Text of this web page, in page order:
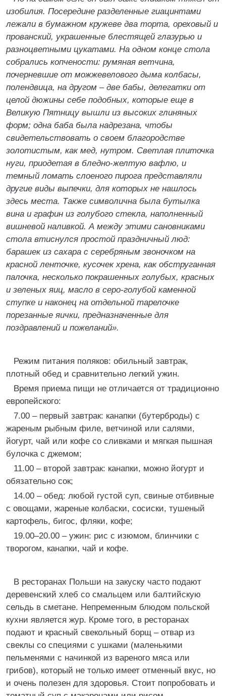
изобилия. Посередине разделенные гиацинтами
лежали в бумажном кружеве два торта, ореховый и
прованский, украшенные блестящей глазурью и
разноцветными цукатами. На одном конце стола
собрались копчености: румяная ветчина,
почерневшие от можжевелового дыма колбасы,
полендвица, на другом – две бабы, делегатки от
целой дюжины себе подобных, которые еще в
Великую Пятницу вышли из высоких глиняных
форм; одна баба была надрезана, чтобы
свидетельствовать о своем благородстве
золотистым, как мед, нутром. Светлая плиточка
нуги, приодетая в бледно-желтую вафлю, и
темный ломать слоеного пирога представляли
другие виды выпечки, для которых не нашлось
здесь места. Также символична была бутылка
вина и графин из голубого стекла, наполненный
вишневой наливкой. А между этими сановниками
стола втиснулся простой праздничный люд:
барашек из сахара с серебряным звоночком на
красной ленточке, кусочек хрена, как обструганная
палочка, несколько покрашенных голубых, красных
и зеленых яиц, масло в серо-голубой каменной
ступке и наконец на отдельной тарелочке
порезанные яички, предназначенные для
поздравлений и пожеланий».
Режим питания поляков: обильный завтрак,
плотный обед и сравнительно легкий ужин.
Время приема пищи не отличается от традиционно
европейского:
7.00 – первый завтрак: канапки (бутерброды) с
жареным рыбным филе, ветчиной или салями,
йогурт, чай или кофе со сливками и мягкая пышная
булочка с джемом;
11.00 – второй завтрак: канапки, можно йогурт и
обязательно сок;
14.00 – обед: любой густой суп, свиные отбивные
с овощами, жареные колбаски, сосиски, тушеный
картофель, бигос, фляки, кофе;
19.00–20.00 – ужин: рис с изюмом, блинчики с
творогом, канапки, чай и кофе.
В ресторанах Польши на закуску часто подают
деревенский хлеб со смальцем или балтийскую
сельдь в сметане. Непременным блюдом польской
кухни является жур. Кроме того, в ресторанах
подают и красный свекольный борщ – отвар из
свеклы со специями с ушками (маленькими
пельменями с начинкой из вареного мяса или
грибов), который не только имеет отменный вкус, но
и очень полезен для здоровья. Стоит попробовать и